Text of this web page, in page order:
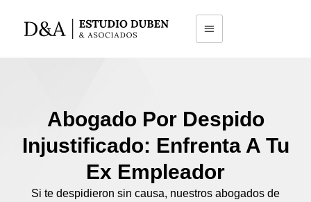
Abogado Por Despido
Injustificado: Enfrenta A Tu
Ex Empleador
Si te despidieron sin causa, nuestros abogados de